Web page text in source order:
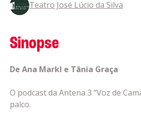
Teatro José Lúcio da Silva
Sinopse
De Ana Markl e Tânia Graça
O podcast da Antena 3 “Voz de
palco.